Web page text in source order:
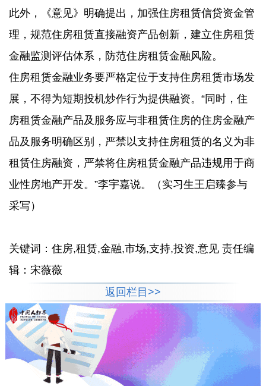
此外，《意见》明确提出，加强住房租赁信贷资金管
理，规范住房租赁直接融资产品创新，建立住房租赁
金融监测评估体系，防范住房租赁金融风险。
住房租赁金融业务要严格定位于支持住房租赁市场发
展，不得为短期投机炒作行为提供融资。“同时，住
房租赁金融产品及服务应与非租赁住房的住房金融产
品及服务明确区别，严禁以支持住房租赁的名义为非
租赁住房融资，严禁将住房租赁金融产品违规用于商
业性房地产开发。”李宇嘉说。（实习生王启臻参与
采写）
关键词：住房,租赁,金融,市场,支持,投资,意见 责任编
辑：宋薇薇
返回栏目>>